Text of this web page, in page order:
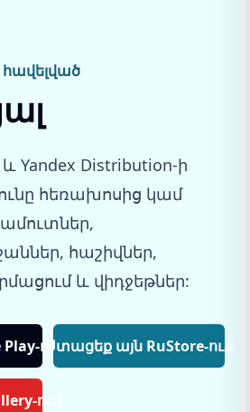
հավելված
Yandex Distribution-ի
հեռախոսից կամ
հաշիվներ,
և վիդջեթներ:
ումՍտացեք այն RuStore-ում
ում